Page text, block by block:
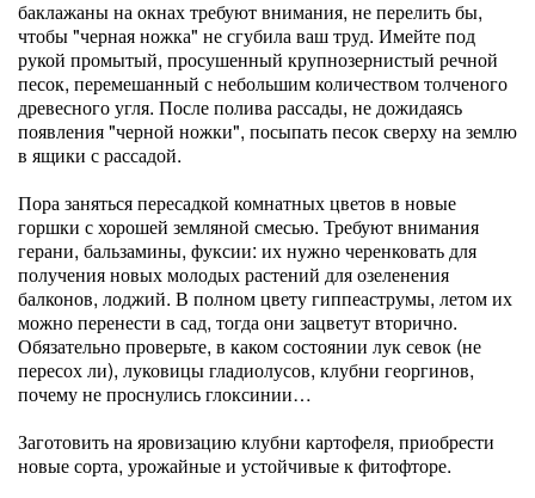
баклажаны на окнах требуют внимания, не перелить бы,
чтобы "черная ножка" не сгубила ваш труд. Имейте под
рукой промытый, просушенный крупнозернистый речной
песок, перемешанный с небольшим количеством толченого
древесного угля. После полива рассады, не дожидаясь
появления "черной ножки", посыпать песок сверху на землю
в ящики с рассадой.
Пора заняться пересадкой комнатных цветов в новые
горшки с хорошей земляной смесью. Требуют внимания
герани, бальзамины, фуксии: их нужно черенковать для
получения новых молодых растений для озеленения
балконов, лоджий. В полном цвету гиппеаструмы, летом их
можно перенести в сад, тогда они зацветут вторично.
Обязательно проверьте, в каком состоянии лук севок (не
пересох ли), луковицы гладиолусов, клубни георгинов,
почему не проснулись глоксинии…
Заготовить на яровизацию клубни картофеля, приобрести
новые сорта, урожайные и устойчивые к фитофторе.